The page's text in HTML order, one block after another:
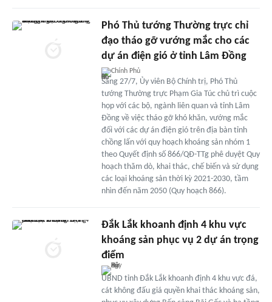
Phó Thủ tướng Thường trực chỉ
đạo tháo gỡ vướng mắc cho các
dự án điện gió ở tỉnh Lâm Đồng
Chính Phủ
Sáng 27/7, Ủy viên Bộ Chính trị, Phó Thủ
tướng Thường trực Phạm Gia Túc chủ trì cuộc
họp với các bộ, ngành liên quan và tỉnh Lâm
Đồng về việc tháo gỡ khó khăn, vướng mắc
đối với các dự án điện gió trên địa bàn tỉnh
chồng lấn với quy hoạch khoáng sản nhóm 1
theo Quyết định số 866/QĐ-TTg phê duyệt Quy
hoạch thăm dò, khai thác, chế biến và sử dụng
các loại khoáng sản thời kỳ 2021-2030, tầm
nhìn đến năm 2050 (Quy hoạch 866).
Đắk Lắk khoanh định 4 khu vực
khoáng sản phục vụ 2 dự án trọng
điểm
UBND tỉnh Đắk Lắk khoanh định 4 khu vực đá,
cát không đấu giá quyền khai thác khoáng sản,